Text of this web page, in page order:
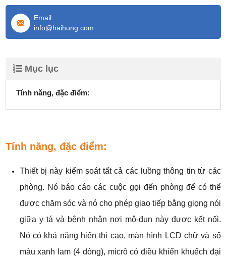
Email:
info@haihung.com
Mục lục
Tính năng, đặc điểm:
Tính năng, đặc điểm:
Thiết bị này kiểm soát tất cả các luồng thông tin từ các
phòng. Nó báo cáo các cuộc gọi đến phòng để có thể
được chăm sóc và nó cho phép giao tiếp bằng giọng nói
giữa y tá và bệnh nhân nơi mô-đun này được kết nối.
Nó có khả năng hiển thị cao, màn hình LCD chữ và số
màu xanh lam (4 dòng), micrô có điều khiển khuếch đại